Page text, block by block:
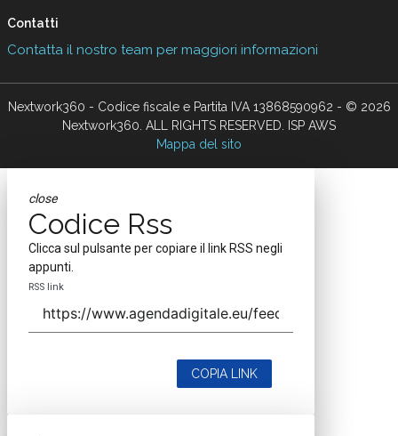
Contatti
Contatta il nostro team per maggiori informazioni
Nextwork360 - Codice fiscale e Partita IVA 13868590962 - © 2026
Nextwork360. ALL RIGHTS RESERVED. ISP AWS
Mappa del sito
close
Codice Rss
Clicca sul pulsante per copiare il link RSS negli
appunti.
RSS link
COPIA LINK